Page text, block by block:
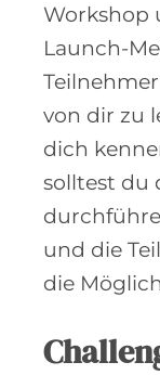
Workshop
Launch-
von dir zu
dich
solltest du
und die
die